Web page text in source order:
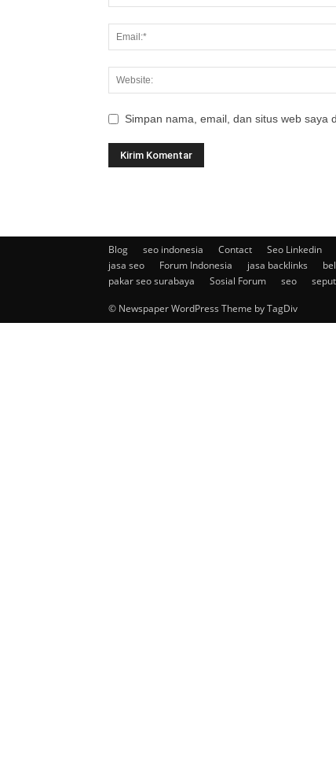
Simpan nama, email, dan situs web saya
Blog seo indonesia Contact Seo Linkedin
jasa seo
Forum Indonesia jasa backlinks
pakar seo surabaya
Sosial Forum seo
© Newspaper WordPress Theme by TagDiv